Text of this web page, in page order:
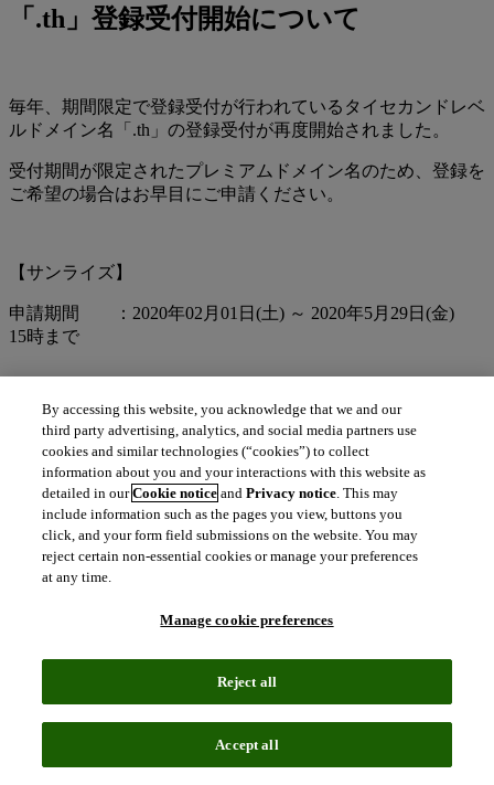
「.th」登録受付開始について
毎年、期間限定で登録受付が行われているタイセカンドレベ
ルドメイン名「.th」の登録受付が再度開始されました。
受付期間が限定されたプレミアムドメイン名のため、登録を
ご希望の場合はお早目にご申請ください。
【サンライズ】
申請期間 ：2020年02月01日(土) ～ 2020年5月29日(金)
15時まで
登録ルール ：下記のいずれかの文字列が登録可能です
①タイ商標として登録済みの文字列
②タイ現地名義で登録済みの商標同一文字列（商標登録国は
問わない）
③2020年2月1日以前に登録済みのサードレベルドメイン名
「.co.th」
と完全一致している文字列
使用可能文字：ASCII文字（a～z）・タイ語・数字（0～
9）・ハイフン（-）
By accessing this website, you acknowledge that we and our
third party advertising, analytics, and social media partners use
cookies and similar technologies (“cookies”) to collect
information about you and your interactions with this website as
detailed in ourCookie notice andPrivacy notice. This may
include information such as the pages you view, buttons you
click, and your form field submissions on the website. You may
reject certain non-essential cookies or manage your preferences
at any time.
Manage cookie preferences
Reject all
Accept all